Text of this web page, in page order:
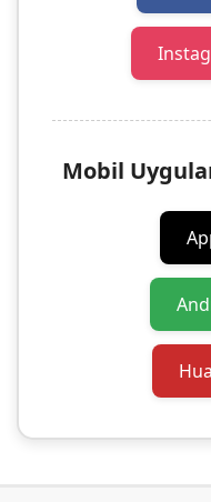
Mobil